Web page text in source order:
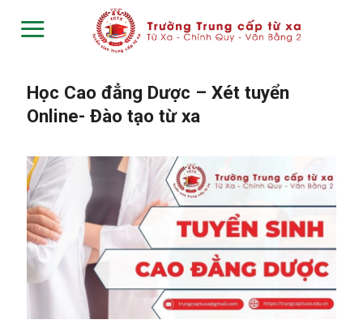
Học Cao đẳng Dược – Xét tuyển
Online- Đào tạo từ xa